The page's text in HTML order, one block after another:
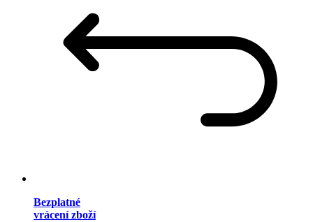
Bezplatné
vrácení zboží